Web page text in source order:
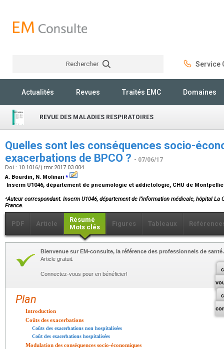
Rechercher Service
Actualités Revues Traités EMC Domaines
REVUE DES MALADIES RESPIRATOIRES
Quelles sont les conséquences socio-
exacerbations de BPCO ? - 07/06/17
Doi : 10.1016/j.rmr.2017.03.004
A. Bourdin, N. Molinari ⁎
Inserm U1046, département de pneumologie et addictologie, CHU de
⁎Auteur correspondant. Inserm U1046, département de l’information médicale, hôpital La
France.
PDF Article
Résumé
Mots clés
Figures Tableaux
Bienvenue sur EM-consulte, la référence des professionnels de santé.
Article gratuit.
Connectez-vous pour en bénéficier!
Plan
Introduction
Coûts des exacerbations
Coûts des exacerbations non hospitalisées
Coût des exacerbations hospitalisées
Modulation des conséquences socio-économiques